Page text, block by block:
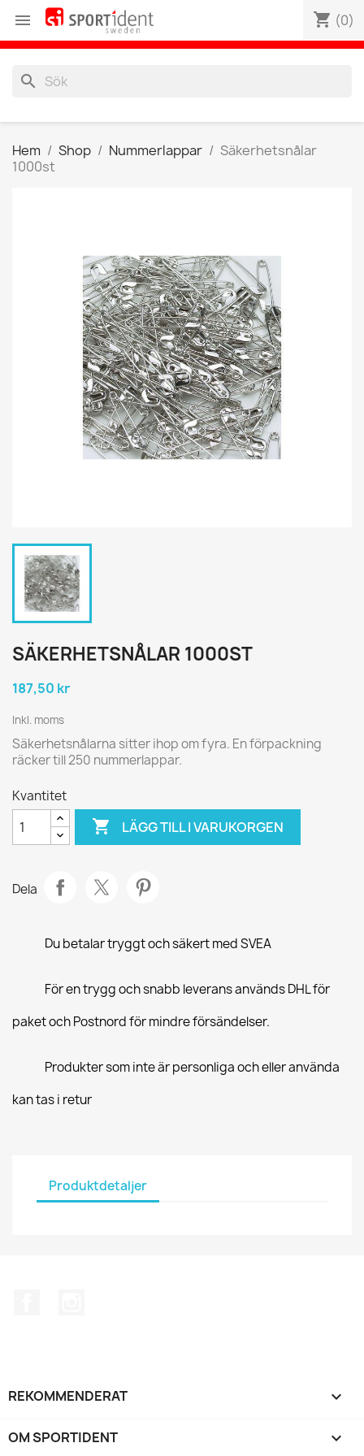
 shopping_cart (0)
search
Hem Shop Nummerlappar
Säkerhetsnålar
1000st
SÄKERHETSNÅLAR 1000ST
187,50 kr
Inkl. moms
Säkerhetsnålarna sitter ihop om fyra. En förpackning
räcker till 250 nummerlappar.
Kvantitet
 LÄGG TILL I VARUKORGEN
Dela
Du betalar tryggt och säkert med SVEA
För en trygg och snabb leverans används DHL för
paket och Postnord för mindre försändelser.
Produkter som inte är personliga och eller använda
kan tas i retur
Produktdetaljer
REKOMMENDERAT 
OM SPORTIDENT 